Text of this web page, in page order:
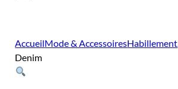
AccueilMode & AccessoiresHabillement
Denim